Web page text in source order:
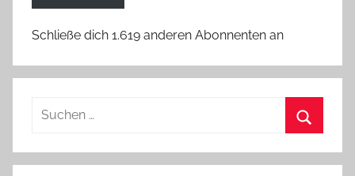
Schließe dich 1.619 anderen Abonnenten an
Suchen